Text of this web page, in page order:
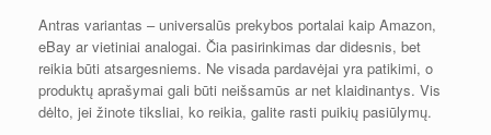
Antras variantas – universalūs prekybos portalai kaip Amazon,
eBay ar vietiniai analogai. Čia pasirinkimas dar didesnis, bet
reikia būti atsargesniems. Ne visada pardavėjai yra patikimi, o
produktų aprašymai gali būti neišsamūs ar net klaidinantys. Vis
dėlto, jei žinote tiksliai, ko reikia, galite rasti puikių pasiūlymų.